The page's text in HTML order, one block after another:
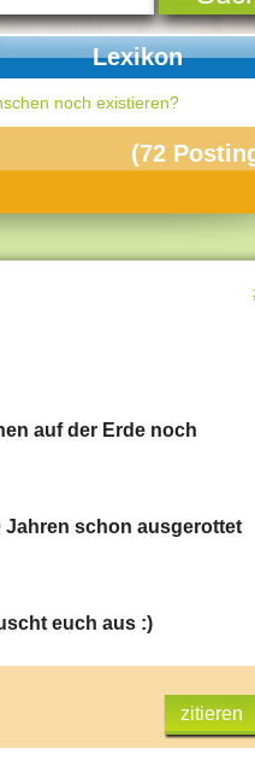
Lexikon
Startseite Lexikon
noch existieren?
(72
auf der Erde noch
Jahren schon ausgerottet
euch aus :)
zitieren